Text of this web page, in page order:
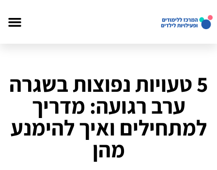
5 טעויות נפוצות בשגרה
ערב רגועה: מדריך
למתחילים ואיך להימנע
מהן